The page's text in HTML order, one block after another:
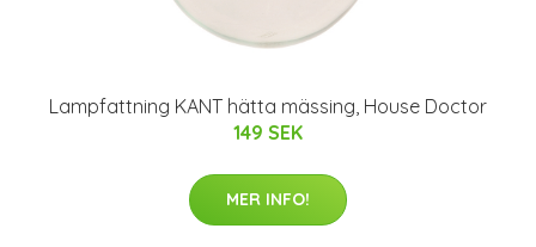
Lampfattning KANT hätta mässing, House Doctor
149 SEK
MER INFO!